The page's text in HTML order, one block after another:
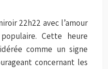
22h22 avec l’amour
Cette heure
comme un signe
concernant les